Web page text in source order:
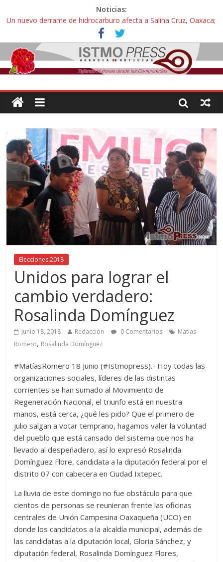
Noticias:
Un nuevo derrame de hidrocarburo afecta a Salina Cruz, Oaxaca;
ahora pescadores de Salinas del Marqués denuncian daños de
Pemex
Ángel, el joven autista expulsado por la Universidad Bienestar de
Ixtepec, Oaxaca vuelve a las aulas tras amparo
Familiares de periodista Alejandro Leyva se reúnen con titular de
intelectuales de su asesinato
Alertan pescadores de Juchitán, Oaxaca de nuevo despojo de su
Pescadores y comuneros ikoots detienen la extracción ilegal de
material pétreo de gravera Oyamel
Elecciones 2018
Unidos para lograr el
cambio verdadero:
Rosalinda Domínguez
junio 18, 2018 Redacción 0 Comentarios
Matías
Romero, Rosalinda Domínguez
#MatíasRomero 18 Junio (#Istmopress).- Hoy todas las
organizaciones sociales, líderes de las distintas
corrientes se han sumado al Movimiento de
Regeneración Nacional, el triunfo está en nuestra
manos, está cerca, ¿qué les pido? Que el primero de
julio salgan a votar temprano, hagamos valer la voluntad
del pueblo que está cansado del sistema que nos ha
llevado al despeñadero, así lo expresó Rosalinda
Domínguez Flore, candidata a la diputación federal por el
distrito 07 con cabecera en Ciudad Ixtepec.
La lluvia de este domingo no fue obstáculo para que
cientos de personas se reunieran frente las oficinas
centrales de Unión Campesina Oaxaqueña (UCO) en
donde los candidatos a la alcaldía municipal, además de
las candidatas a la diputación local, Gloria Sánchez, y
diputación federal, Rosalinda Domínguez Flores,